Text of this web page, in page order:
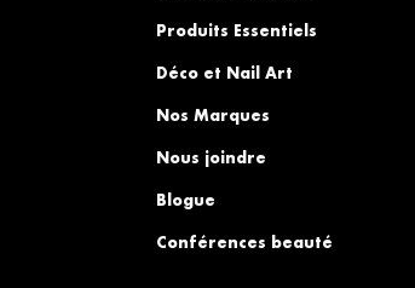
Produits Essentiels
Déco et Nail Art
Nos Marques
Nous joindre
Blogue
Conférences beauté